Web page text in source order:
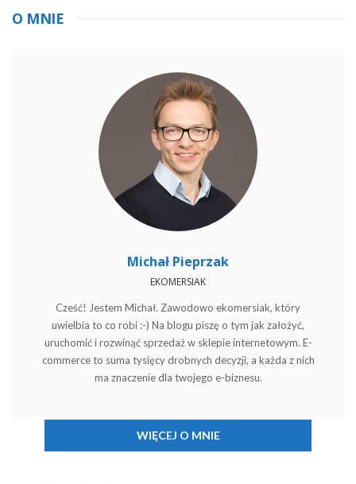
O MNIE
Michał Pieprzak
EKOMERSIAK
Cześć! Jestem Michał. Zawodowo ekomersiak, który
uwielbia to co robi :-) Na blogu piszę o tym jak założyć,
uruchomić i rozwinąć sprzedaż w sklepie internetowym. E-
commerce to suma tysięcy drobnych decyzji, a każda z nich
ma znaczenie dla twojego e-biznesu.
WIĘCEJ O MNIE